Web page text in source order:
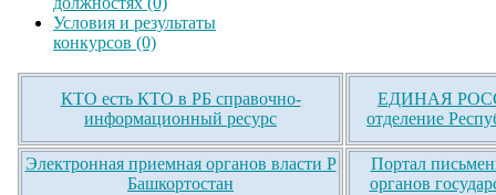
Условия и результаты
конкурсов (0)
КТО есть КТО в РБ справочно-
информационный ресурс
ЕДИНАЯ
отделение
Электронная приемная органов власти Р
Башкортостан
Портал
органов